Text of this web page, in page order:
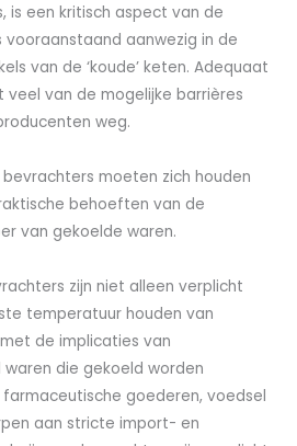
is een kritisch aspect van de
vooraanstaand aanwezig in de
van de ‘koude’ keten. Adequaat
van de mogelijke barrières
weg.
moeten zich houden
behoeften van de
van gekoelde waren.
zijn niet alleen verplicht
temperatuur houden van
de implicaties van
die gekoeld worden
goederen, voedsel
aan stricte import- en